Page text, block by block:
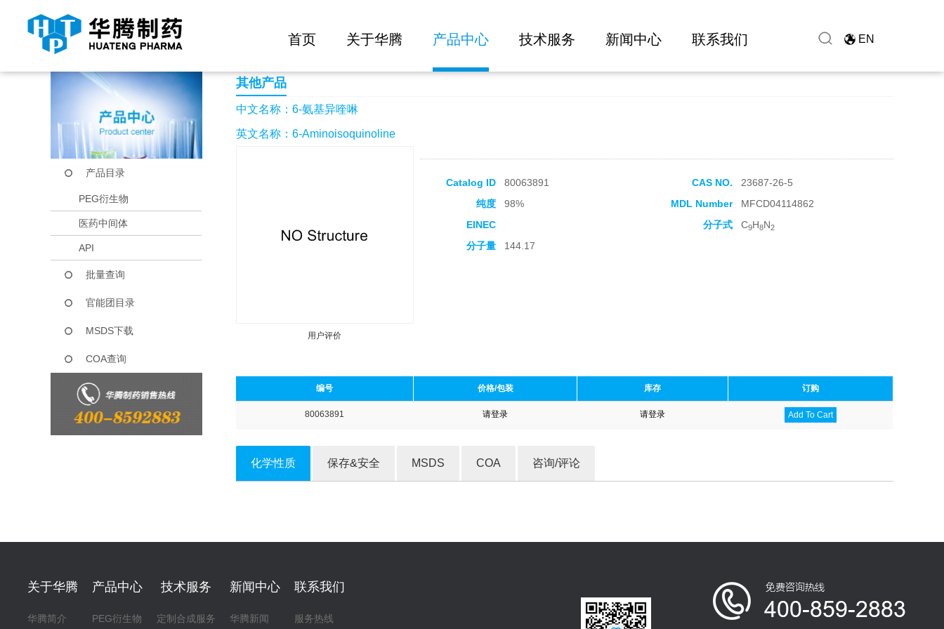
首页 关于华腾 产品中心 技术服务 新闻中心 联系我们 EN
当前位置： 首页 产品中心
产品目录
PEG衍生物
医药中间体
API
批量查询
官能团目录
MSDS下载
COA查询
其他产品
中文名称：6-氨基异喹啉
英文名称：6-Aminoisoquinoline
用户评价
Catalog ID 80063891 CAS NO.
23687-26-5
纯度
98% MDL Number
MFCD04114862
EINEC
分子式 C9H8N2
分子量 144.17
编号 价格/包装 库存 订购
80063891 请登录 请登录 Add To Cart
化学性质 保存&安全 MSDS COA 咨询/评论
关于华腾
华腾简介
产品中心
PEG衍生物
技术服务
定制合成服务
新闻中心
华腾新闻
联系我们
服务热线